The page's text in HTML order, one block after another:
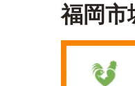
福岡